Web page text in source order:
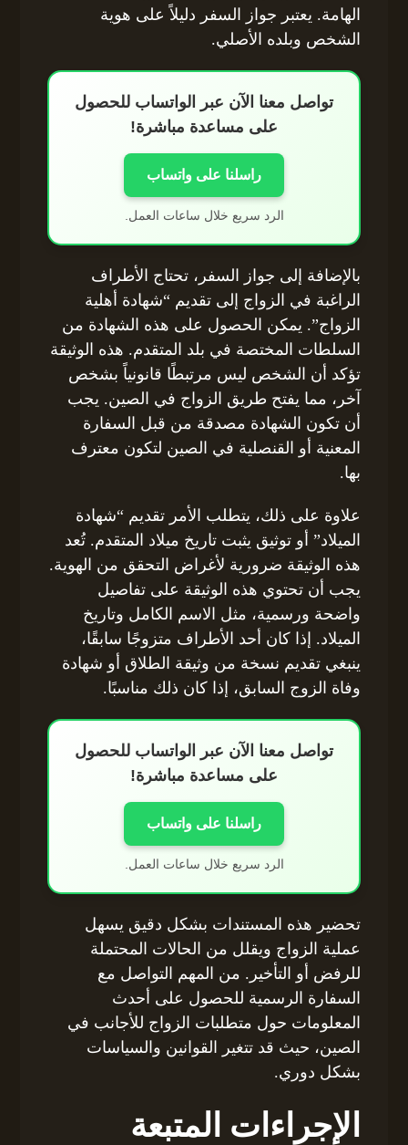
الهامة. يعتبر جواز السفر دليلاً على هوية
الشخص وبلده الأصلي.
تواصل معنا الآن عبر الواتساب للحصول
على مساعدة مباشرة!
راسلنا على واتساب
الرد سريع خلال ساعات العمل.
بالإضافة إلى جواز السفر، تحتاج الأطراف
الراغبة في الزواج إلى تقديم “شهادة أهلية
الزواج”. يمكن الحصول على هذه الشهادة من
السلطات المختصة في بلد المتقدم. هذه الوثيقة
تؤكد أن الشخص ليس مرتبطًا قانونياً بشخص
آخر، مما يفتح طريق الزواج في الصين. يجب
أن تكون الشهادة مصدقة من قبل السفارة
المعنية أو القنصلية في الصين لتكون معترف
بها.
علاوة على ذلك، يتطلب الأمر تقديم “شهادة
الميلاد” أو توثيق يثبت تاريخ ميلاد المتقدم. تُعد
هذه الوثيقة ضرورية لأغراض التحقق من الهوية.
يجب أن تحتوي هذه الوثيقة على تفاصيل
واضحة ورسمية، مثل الاسم الكامل وتاريخ
الميلاد. إذا كان أحد الأطراف متزوجًا سابقًا،
ينبغي تقديم نسخة من وثيقة الطلاق أو شهادة
وفاة الزوج السابق، إذا كان ذلك مناسبًا.
تواصل معنا الآن عبر الواتساب للحصول
على مساعدة مباشرة!
راسلنا على واتساب
الرد سريع خلال ساعات العمل.
تحضير هذه المستندات بشكل دقيق يسهل
عملية الزواج ويقلل من الحالات المحتملة
للرفض أو التأخير. من المهم التواصل مع
السفارة الرسمية للحصول على أحدث
المعلومات حول متطلبات الزواج للأجانب في
الصين، حيث قد تتغير القوانين والسياسات
بشكل دوري.
الإجراءات المتبعة